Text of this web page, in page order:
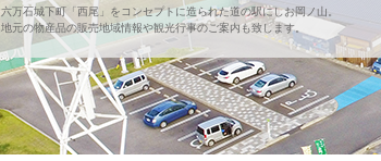
六万石城下町「西尾」をコンセプトに造られた道の駅にしお岡ノ山。
地元の物産品の販売地域情報や観光行事のご案内も致します。